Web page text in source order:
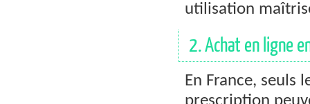
utilisation
2. Achat en ligne
En France, seuls